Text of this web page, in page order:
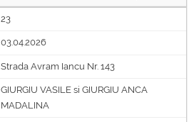
23
03.04.2026
Strada Avram Iancu Nr. 143
GIURGIU VASILE si GIURGIU ANCA
MADALINA